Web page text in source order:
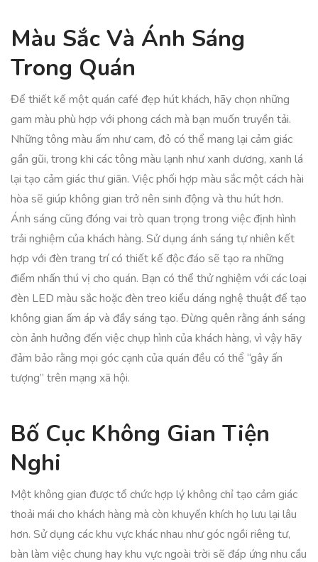
Màu Sắc Và Ánh Sáng
Trong Quán
Để thiết kế một quán café đẹp hút khách, hãy chọn những
gam màu phù hợp với phong cách mà bạn muốn truyền tải.
Những tông màu ấm như cam, đỏ có thể mang lại cảm giác
gần gũi, trong khi các tông màu lạnh như xanh dương, xanh lá
lại tạo cảm giác thư giãn. Việc phối hợp màu sắc một cách hài
hòa sẽ giúp không gian trở nên sinh động và thu hút hơn.
Ánh sáng cũng đóng vai trò quan trọng trong việc định hình
trải nghiệm của khách hàng. Sử dụng ánh sáng tự nhiên kết
hợp với đèn trang trí có thiết kế độc đáo sẽ tạo ra những
điểm nhấn thú vị cho quán. Bạn có thể thử nghiệm với các loại
đèn LED màu sắc hoặc đèn treo kiểu dáng nghệ thuật để tạo
không gian ấm áp và đầy sáng tạo. Đừng quên rằng ánh sáng
còn ảnh hưởng đến việc chụp hình của khách hàng, vì vậy hãy
đảm bảo rằng mọi góc cạnh của quán đều có thể “gây ấn
tượng” trên mạng xã hội.
Bố Cục Không Gian Tiện
Nghi
Một không gian được tổ chức hợp lý không chỉ tạo cảm giác
thoải mái cho khách hàng mà còn khuyến khích họ lưu lại lâu
hơn. Sử dụng các khu vực khác nhau như góc ngồi riêng tư,
bàn làm việc chung hay khu vực ngoài trời sẽ đáp ứng nhu cầu